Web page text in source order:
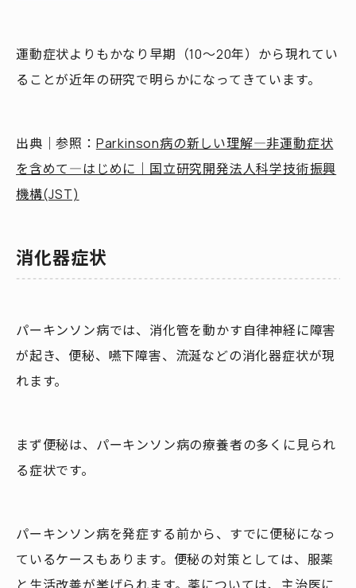
運動症状よりもかなり早期（10～20年）から現れてい
ることが近年の研究で明らかになってきています。
出典｜参照： Parkinson病の新しい理解―非運動症状
を含めて―はじめに｜国立研究開発法人科学技術振興
機構(JST)
消化器症状
パーキンソン病では、消化管を動かす自律神経に障害
が起き、便秘、嚥下障害、流涎などの消化器症状が現
れます。
まず便秘は、パーキンソン病の療養者の多くに見られ
る症状です。
パーキンソン病を発症する前から、すでに便秘になっ
ているケースもあります。便秘の対策としては、服薬
と生活改善が挙げられます。薬については、主治医に